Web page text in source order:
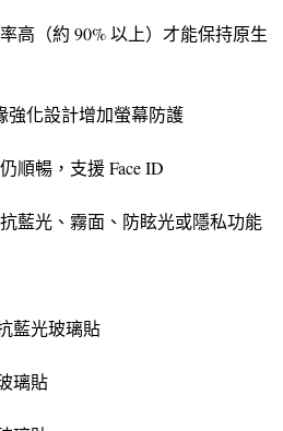
高（約 90% 以上）才能保持原生
強化設計增加螢幕防護
順暢，支援 Face ID
藍光、霧面、防眩光或隱私功能
藍光玻璃貼
璃貼